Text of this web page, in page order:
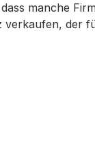
manche
verkaufen, der
Die
Baujahr